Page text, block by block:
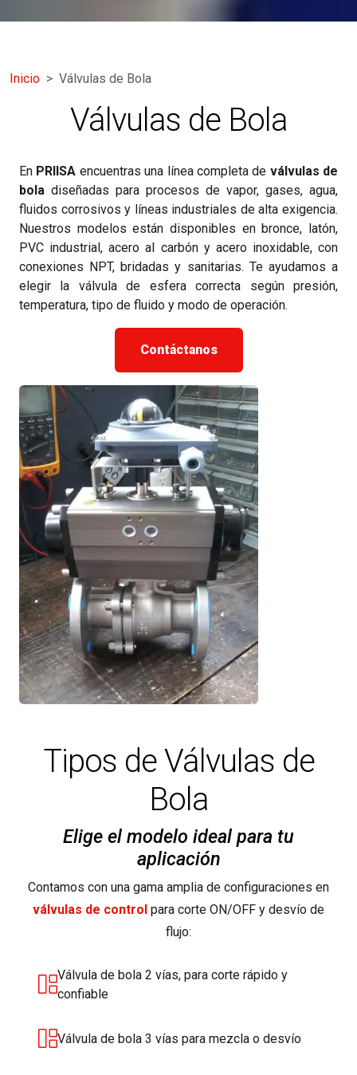
Inicio Válvulas de Bola
Válvulas de Bola
En PRIISA encuentras una línea completa de válvulas de
bola diseñadas para procesos de vapor, gases, agua,
fluidos corrosivos y líneas industriales de alta exigencia.
Nuestros modelos están disponibles en bronce, latón,
PVC industrial, acero al carbón y acero inoxidable, con
conexiones NPT, bridadas y sanitarias. Te ayudamos a
elegir la válvula de esfera correcta según presión,
temperatura, tipo de fluido y modo de operación.
Contáctanos
Tipos de Válvulas de
Bola
Elige el modelo ideal para tu
aplicación
Contamos con una gama amplia de configuraciones en
válvulas de control para corte ON/OFF y desvío de
flujo:
Válvula de bola 2 vías, para corte rápido y
confiable
Válvula de bola 3 vías para mezcla o desvío